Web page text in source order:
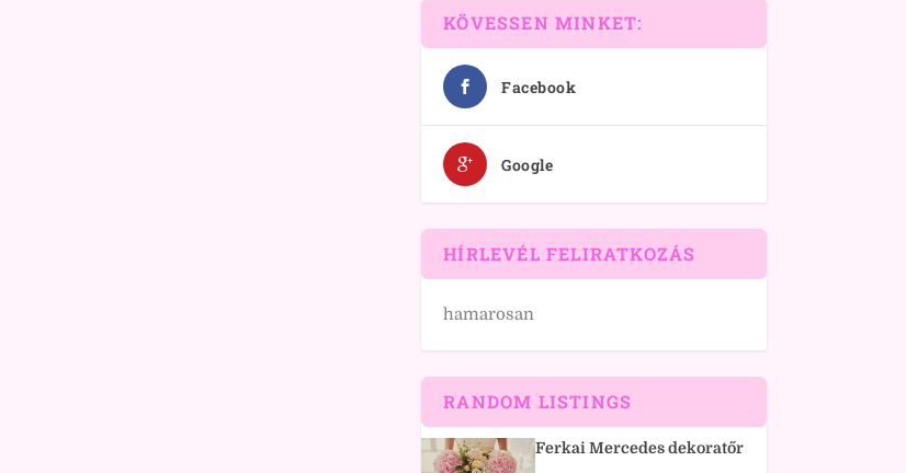
KÖVESSEN MINKET:
Facebook
Google
HÍRLEVÉL FELIRATKOZÁS
hamarosan
RANDOM LISTINGS
Ferkai Mercedes dekoratőr